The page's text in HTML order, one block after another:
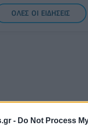
- Do Not Process
ΟΛΕΣ ΟΙ ΕΙΔΗΣΕΙΣ